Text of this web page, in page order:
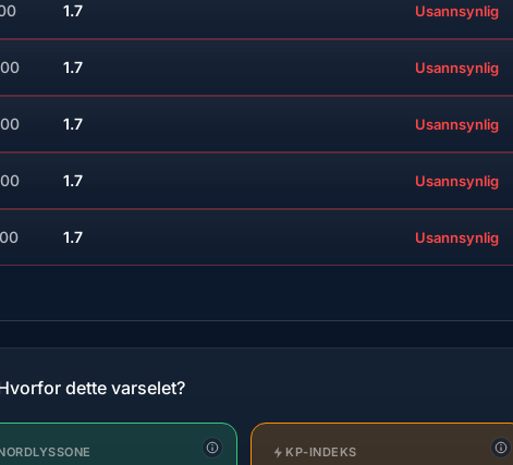
1.7 Usannsynlig
1.7 Usannsynlig
1.7 Usannsynlig
1.7 Usannsynlig
1.7 Usannsynlig
dette varselet?
KP-INDEKS